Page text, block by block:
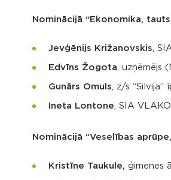
Nominācijā “Ekonomika,
Jevģēnijs Križanovskis,
Edvīns Žogota, uzņēmējs
Gunārs Omuls, z/s “Silvija”
Ineta Lontone, SIA
Nominācijā “Veselības
Kristīne Taukule, ģimenes